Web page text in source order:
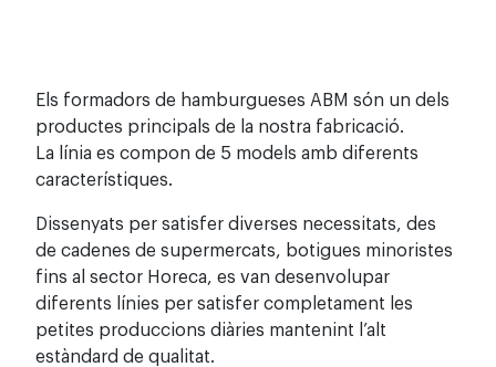
Els formadors de hamburgueses ABM són un dels
productes principals de la nostra fabricació.
La línia es compon de 5 models amb diferents
característiques.
Dissenyats per satisfer diverses necessitats, des
de cadenes de supermercats, botigues minoristes
fins al sector Horeca, es van desenvolupar
diferents línies per satisfer completament les
petites produccions diàries mantenint l’alt
estàndard de qualitat.